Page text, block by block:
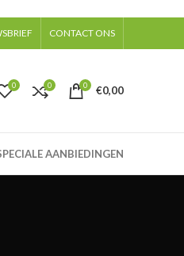
CONTACT ONS
0 0 0 €0,00
AANBIEDINGEN